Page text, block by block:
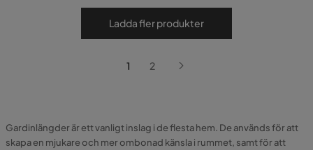
Ladda fler produkter
1 2
Gardinlängder är ett vanligt inslag i de flesta hem. De används för att
skapa en mjukare och mer ombonad känsla i rummet, samt för att